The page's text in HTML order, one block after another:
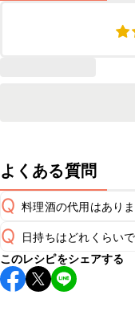
よくある質問
Q 料理酒の代用はあり
A
Q 日持ちはどれくらい
保存期間は冷蔵で翌
し上がりください。
このレシピをシェアする